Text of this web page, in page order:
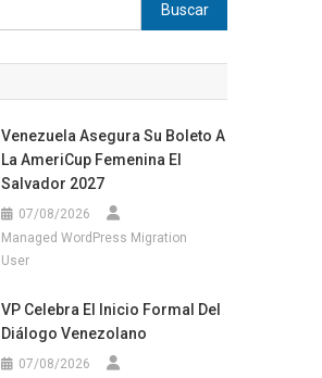
Venezuela Asegura Su Boleto A
La AmeriCup Femenina El
Salvador 2027
07/08/2026
Managed WordPress Migration
User
VP Celebra El Inicio Formal Del
Diálogo Venezolano
07/08/2026